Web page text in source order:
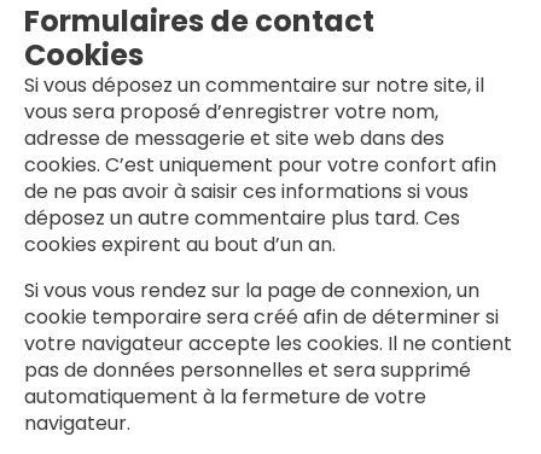
Formulaires de contact
Cookies
Si vous déposez un commentaire sur notre site, il
vous sera proposé d’enregistrer votre nom,
adresse de messagerie et site web dans des
cookies. C’est uniquement pour votre confort afin
de ne pas avoir à saisir ces informations si vous
déposez un autre commentaire plus tard. Ces
cookies expirent au bout d’un an.
Si vous vous rendez sur la page de connexion, un
cookie temporaire sera créé afin de déterminer si
votre navigateur accepte les cookies. Il ne contient
pas de données personnelles et sera supprimé
automatiquement à la fermeture de votre
navigateur.